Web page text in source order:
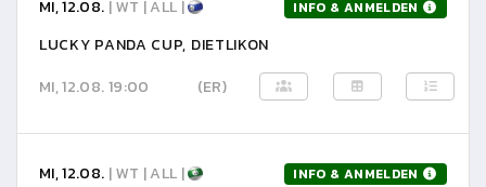
MI, 12.08. | WT | ALL | INFO & ANMELDEN
LUCKY PANDA CUP, DIETLIKON
MI, 12.08. 19:00
(ER)
MI, 12.08. | WT | ALL | INFO & ANMELDEN